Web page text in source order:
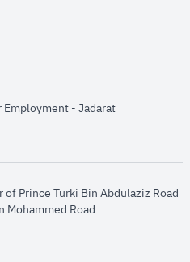
- Jadaratopens in new
Prince Turki Bin Abdulaziz Road
Mohammed Road​